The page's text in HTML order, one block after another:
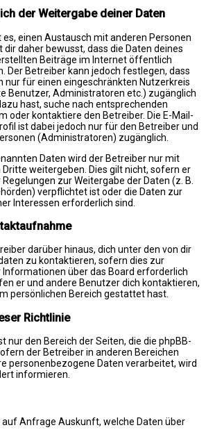
der Weitergabe deiner Daten
es, einen Austausch mit anderen Personen
dir daher bewusst, dass die Daten deines
Beiträge im Internet öffentlich
Der Betreiber kann jedoch festlegen, dass
nur für einen eingeschränkten Nutzerkreis
Benutzer, Administratoren etc.) zugänglich
hast, suche nach entsprechenden
oder kontaktiere den Betreiber. Die E-Mail-
ist dabei jedoch nur für den Betreiber und
(Administratoren) zugänglich.
Daten wird der Betreiber nur mit
weitergeben. Dies gilt nicht, sofern er
zur Weitergabe der Daten (z. B.
verpflichtet ist oder die Daten zur
Interessen erforderlich sind.
darüber hinaus, dich unter den von dir
zu kontaktieren, sofern dies zur
über das Board erforderlich
er und andere Benutzer dich kontaktieren,
persönlichen Bereich gestattet hast.
Richtlinie
nur den Bereich der Seiten, die die phpBB-
der Betreiber in anderen Bereichen
personenbezogene Daten verarbeitet, wird
informieren.
auf Anfrage Auskunft, welche Daten über